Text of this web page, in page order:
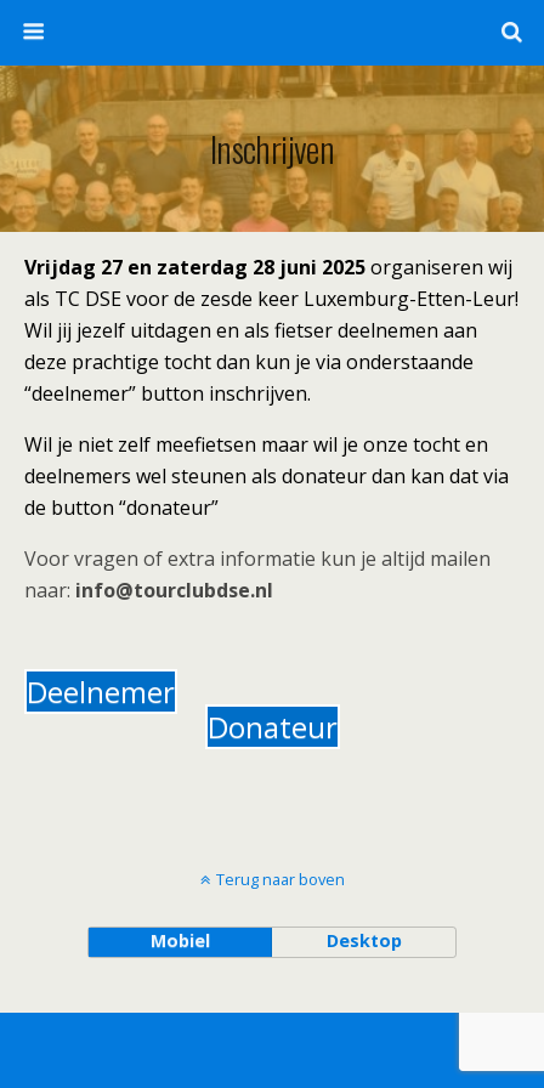
Inschrijven
Vrijdag 27 en zaterdag 28 juni 2025organiseren wij
als TC DSE voor de zesde keer Luxemburg-Etten-Leur!
Wil jij jezelf uitdagen en als fietser deelnemen aan
deze prachtige tocht dan kun je via onderstaande
“deelnemer” button inschrijven.
Wil je niet zelf meefietsen maar wil je onze tocht en
deelnemers wel steunen als donateur dan kan dat via
de button “donateur”
Voor vragen of extra informatie kun je altijd mailen
naar: info@tourclubdse.nl
Deelnemer
Donateur
Terug naar boven
Mobiel Desktop